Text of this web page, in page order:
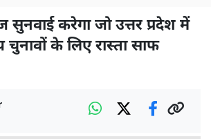
सुनवाई करेगा जो उत्तर प्रदेश में
चुनावों के लिए रास्ता साफ